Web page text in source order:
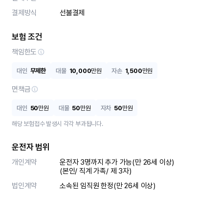
결제방식
선불결제
보험 조건
책임한도
대인 무제한 대물 10,000만원 자손 1,500만원
면책금
대인 50만원 대물 50만원 자차 50만원
해당 보험접수 발생시 각각 부과됩니다.
운전자 범위
개인계약
운전자 3명까지 추가 가능(만 26세 이상)
(본인/ 직계 가족/ 제 3자)
법인계약
소속된 임직원 한정(만 26세 이상)